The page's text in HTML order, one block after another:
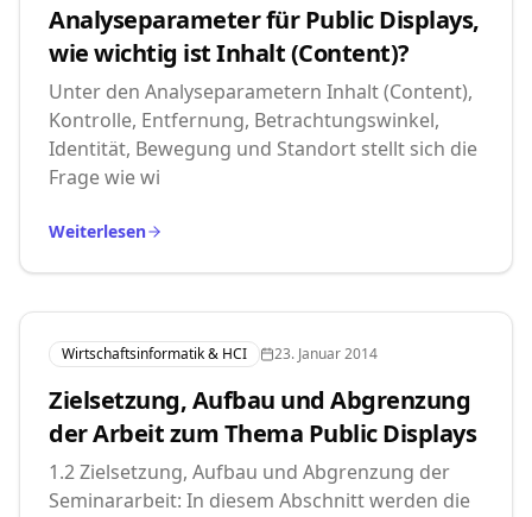
Analyseparameter für Public Displays,
wie wichtig ist Inhalt (Content)?
Unter den Analyseparametern Inhalt (Content),
Kontrolle, Entfernung, Betrachtungswinkel,
Identität, Bewegung und Standort stellt sich die
Frage wie wi
Weiterlesen
Wirtschaftsinformatik & HCI 23. Januar 2014
Zielsetzung, Aufbau und Abgrenzung
der Arbeit zum Thema Public Displays
1.2 Zielsetzung, Aufbau und Abgrenzung der
Seminararbeit: In diesem Abschnitt werden die